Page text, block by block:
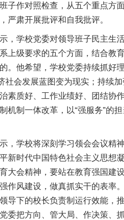
子作对照检查，从五个重点
严肃开展批评和自我批评。
，学校党委对领导班子民主
上级要求的五个方面，结合
。他希望，学校党委持续抓
社会发展蓝图变为现实；持续
素质好、工作业绩好、团结
制一体改革，以“强服务”的
，学校将深刻学习领会会议
新时代中国特色社会主义思
大会精神，要站在教育强国
作风建设，做真抓实干的表
导下的校长负责制运行效能
委把方向、管大局、作决策